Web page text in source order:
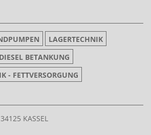
LAGERTECHNIK
DIESEL BETANKUNG
- FETTVERSORGUNG
34125 KASSEL